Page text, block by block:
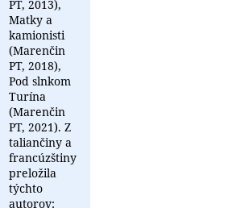
PT, 2013),
Matky a
kamionisti
(Marenčin
PT, 2018),
Pod slnkom
Turína
(Marenčin
PT, 2021). Z
taliančiny a
francúzštiny
preložila
týchto
autorov: